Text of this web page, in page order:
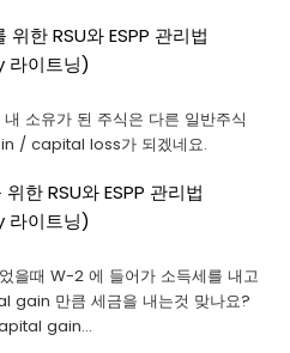
위한 RSU와 ESPP 관리법
라이트닝)
소유가 된 주식은 다른 일반주식
/ capital loss가 되겠네요.
한 RSU와 ESPP 관리법
라이트닝)
을때 W-2 에 들어가 소득세를 내고
gain 만큼 세금을 내는것 맞나요?
gain…